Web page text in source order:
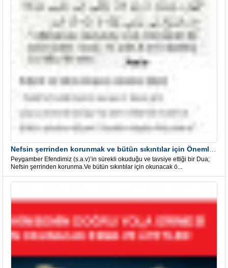
Peygamber Efendimiz (s.a.v)’in sürekli okuduğu ve tavsiye ettiği bir Dua;
Nefsin şerrinden korunma.Ve bütün sıkıntılar için okunacak ö...